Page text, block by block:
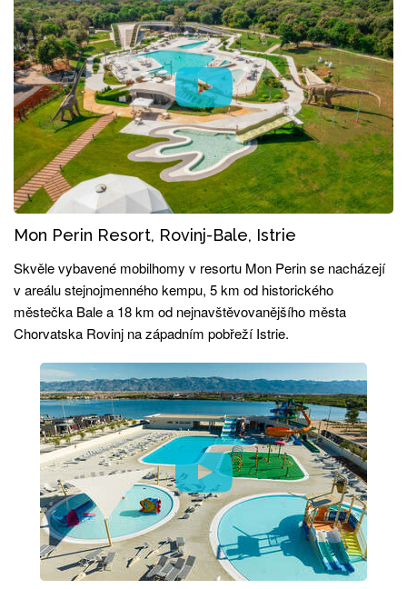
Mon Perin Resort, Rovinj-Bale, Istrie
Skvěle vybavené mobilhomy v resortu Mon Perin se nacházejí
v areálu stejnojmenného kempu, 5 km od historického
městečka Bale a 18 km od nejnavštěvovanějšího města
Chorvatska Rovinj na západním pobřeží Istrie.